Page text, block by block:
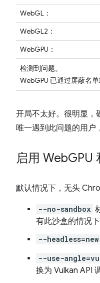
WebGL：
WebGL2：
WebGPU：
检测到问题。
WebGPU 已通过屏蔽名单
开局不太好。很明显，
唯一遇到此问题的用户
启用 WebGPU
默认情况下，无头
--no-sandbox
有此沙盒的情况
--headless=new
--use-
换为 Vulkan API